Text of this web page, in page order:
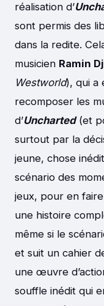
réalisation d’
sont permis des
dans la redite.
musicien Ramin
Westworld), qui a
recomposer les
d’Uncharted(et
surtout par la
jeune, chose
scénario des
jeux, pour en
une histoire
même si le
et suit un cahier
une œuvre
souffle inédit qui